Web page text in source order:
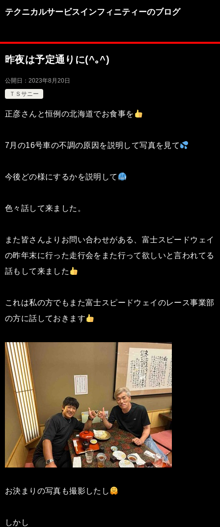
テクニカルサービスインフィニティーのブログ
昨夜は予定通りに(^｡^)
公開日： 2023年8月20日
ＴＳサニー
正彦さんと恒例の北海道でお食事を
7月の16号車の不調の原因を説明して写真を見て
今後どの様にするかを説明して
色々話して来ました。
また皆さんよりお問い合わせがある、富士スピードウェイ
の昨年末に行った走行会をまた行って欲しいと言われてる
話もして来ました
これは私の方でもまた富士スピードウェイのレース事業部
の方に話しておきます
お決まりの写真も撮影したし
しかし